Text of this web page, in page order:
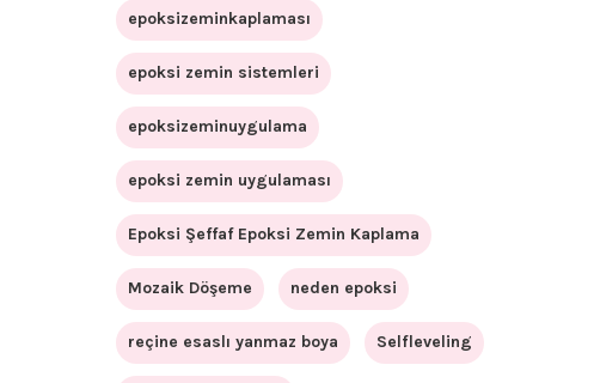
epoksizeminkaplaması
epoksi zemin sistemleri
epoksizeminuygulama
epoksi zemin uygulaması
Epoksi Şeffaf Epoksi Zemin Kaplama
Mozaik Döşeme neden epoksi
reçine esaslı yanmaz boya Selfleveling